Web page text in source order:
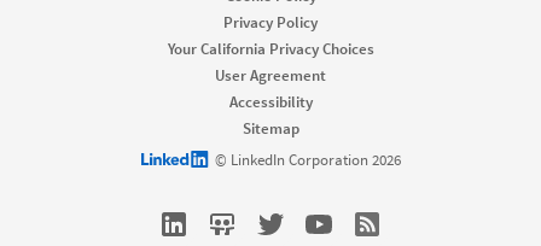
Contact sales
Looking for help & support?
Privacy Policy
Your California Privacy Choices
User Agreement
Accessibility
Sitemap
LinkedIn logo© LinkedIn Corporation 2026